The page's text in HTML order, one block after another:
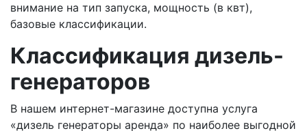
внимание на тип запуска, мощность (в квт),
базовые классификации.
Классификация дизель-
генераторов
В нашем интернет-магазине доступна услуга
«дизель генераторы аренда» по наиболее выгодной